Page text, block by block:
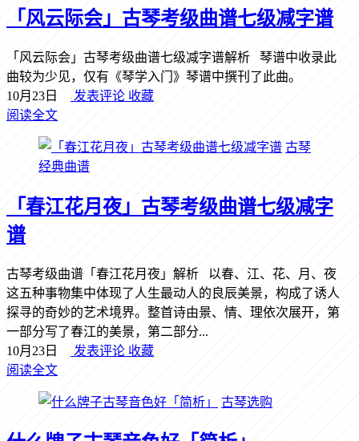
「风云际会」古琴考级曲谱七级减字谱
「风云际会」古琴考级曲谱七级减字谱解析 琴谱中收录此
曲较为少见，仅有《琴学入门》琴谱中撰刊了此曲。
10月23日
发表评论 收藏
阅读全文
古琴
经典曲谱
「春江花月夜」古琴考级曲谱七级减字
谱
古琴考级曲谱「春江花月夜」解析 以春、江、花、月、夜
这五种事物集中体现了人生最动人的良辰美景，构成了诱人
探寻的奇妙的艺术境界。整首诗由景、情、理依次展开，第
一部分写了春江的美景，第二部分...
10月23日
发表评论 收藏
阅读全文
古琴选购